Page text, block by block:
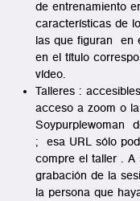
de entrenamiento
características de
las que figuran en
en el título
vídeo.
Talleres :
acceso a zoom o
Soypurplewoman
; esa URL sólo
compre el taller . A
grabación de la
la persona que